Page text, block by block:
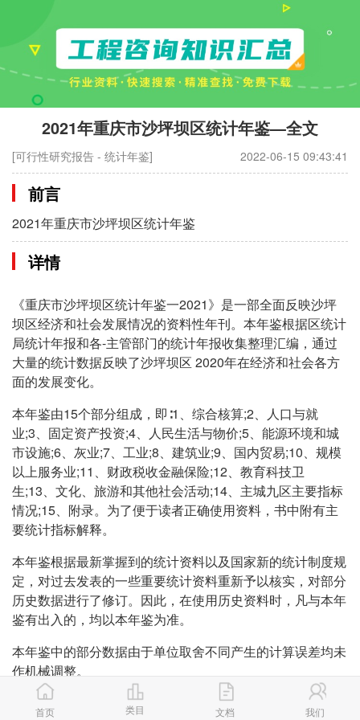
2021年重庆市沙坪坝区统计年鉴—全文
[可行性研究报告 - 统计年鉴] 2022-06-15 09:43:41
前言
2021年重庆市沙坪坝区统计年鉴
详情
《重庆市沙坪坝区统计年鉴一2021》是一部全面反映沙坪
坝区经济和社会发展情况的资料性年刊。本年鉴根据区统计
局统计年报和各-主管部门的统计年报收集整理汇编，通过
大量的统计数据反映了沙坪坝区 2020年在经济和社会各方
面的发展变化。
本年鉴由15个部分组成，即∶1、综合核算;2、人口与就
业;3、固定资产投资;4、人民生活与物价;5、能源环境和城
市设施;6、灰业;7、工业;8、建筑业;9、国内贸易;10、规模
以上服务业;11、财政税收金融保险;12、教育科技卫
生;13、文化、旅游和其他社会活动;14、主城九区主要指标
情况;15、附录。为了便于读者正确使用资料，书中附有主
要统计指标解释。
本年鉴根据最新掌握到的统计资料以及国家新的统计制度规
定，对过去发表的一些重要统计资料重新予以核实，对部分
历史数据进行了修订。因此，在使用历史资料时，凡与本年
鉴有出入的，均以本年鉴为准。
本年鉴中的部分数据由于单位取舍不同产生的计算误差均未
作机械调整。
根据重庆市统计局的要求，从2003年起编纂的《统计年
首页 类目 文档 我们